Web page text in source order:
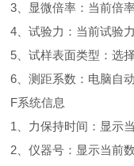
3、显微倍率：当前倍
4、试验力：当前试验
5、试样表面类型：选
6、测距系数：电脑自
F系统信息
1、力保持时间：显示
2、仪器号：显示当前数